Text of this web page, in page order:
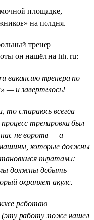
площадке,
на полдня.
тренер
он нашёл на hh. ru:
вакансию тренера по
— и завертелось!
то стараюсь всегда
тренировки был
не ворота — а
которые должны
пиратами:
должны добыть
охраняет акула.
работаю
работу тоже нашел